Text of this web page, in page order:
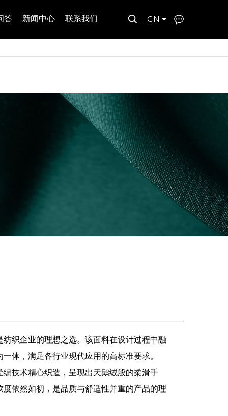
答 新闻中心 联系我们 CN
织企业的理想之选。该面料在设计过程中融
体，满足各行业现代应用的高标准要求。
技术精心织造，呈现出天鹅绒般的柔滑手
依然如初，是品质与舒适性并重的产品的理